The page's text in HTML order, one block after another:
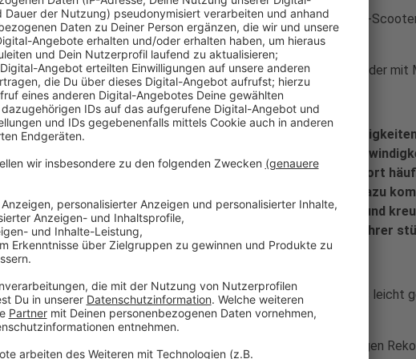
Was in der Statistik besonders auffällt: Die Zahl der Unfälle mit E-
deutlich nach oben gegangen.
Das liegt auch daran, dass viele Menschen die Scooter und Fahrräder mit
unterschätzen, sagt René Distelrath von der Bonner Polizei:
Man kann mit wenig Kraftaufwand relativ hohe
oftmals ist man auch kognitiv nicht in der Lage, die
Verkehr einzuschätzen und sich anzupassen, sodass es dort
Verkehrsunfällen mit Pedelecs und E-Scootern kommt. Dazu
Straßengegebenheiten in der Innenstadt, wie Bordsteine und
die führen dazu, dass Fahrrad-, E-Scooter oder Pedelecfahrer
kommen.
Unterm Strich ist die Zahl der Verkehrsunfälle im Rhein-Sieg-Kreis leicht
dafür aber etwas angestiegen.
Einzig bei den Unfalltoten gab es im vergangene Jahr einen traurigen